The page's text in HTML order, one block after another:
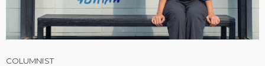
COLUMNIST